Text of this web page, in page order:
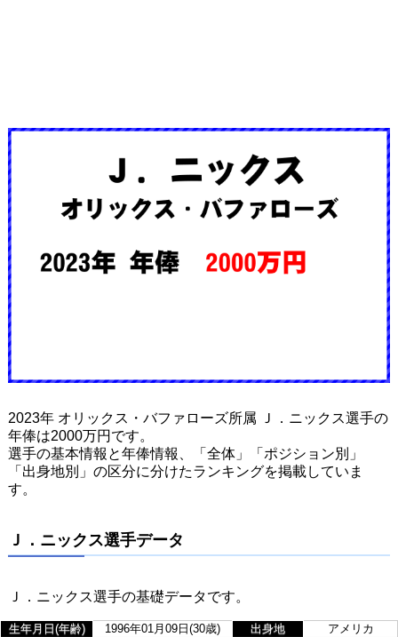
2023年 オリックス・バファローズ所属 Ｊ．ニックス選手の
年俸は2000万円です。
選手の基本情報と年俸情報、「全体」「ポジション別」
「出身地別」の区分に分けたランキングを掲載していま
す。
Ｊ．ニックス選手データ
Ｊ．ニックス選手の基礎データです。
生年月日(年齢) 1996年01月09日(30歳) 出身地
アメリカ